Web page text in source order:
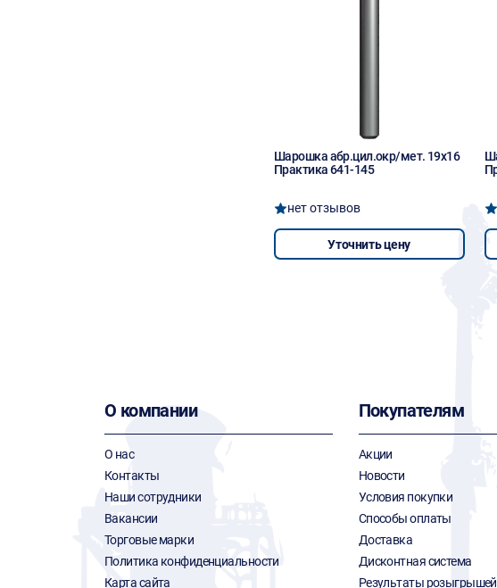
Шарошка абр.цил.окр/мет. 19х16
Практика 641-145
нет отзывов
Уточнить цену
О компании
О нас
Контакты
Наши сотрудники
Вакансии
Торговые марки
Политика конфиденциальности
Карта сайта
Покупателям
Акции
Новости
Условия покупки
Способы оплаты
Доставка
Дисконтная система
Результаты розыгрышей